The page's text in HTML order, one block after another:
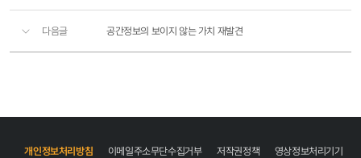
다음글 공간정보의 보이지 않는 가치 재발견
개인정보처리방침 이메일주소무단수집거부 저작권정책
영상정보처리기기